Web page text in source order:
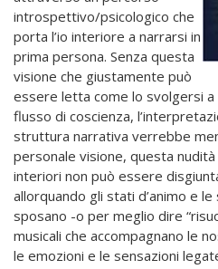
introspettivo/psicologico che
porta l’io interiore a narrarsi in
prima persona. Senza questa
visione che giustamente può
essere letta come lo svolgersi
flusso di coscienza,
struttura narrativa verrebbe
personale visione, questa
interiori non può essere
allorquando gli stati d’animo e
sposano -o per meglio dire
musicali che accompagnano le
le emozioni e le sensazioni